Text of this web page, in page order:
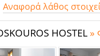
Αναφορά λάθος
HOSTEL »